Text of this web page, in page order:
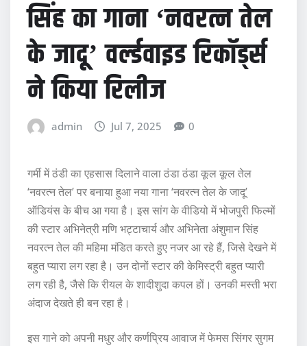
सिंह का गाना ‘नवरत्न तेल
के जादू’ वर्ल्डवाइड रिकॉर्ड्स
ने किया रिलीज
admin Jul 7, 2025 0
गर्मी में ठंडी का एहसास दिलाने वाला ठंडा ठंडा कूल कूल तेल
‘नवरत्न तेल’ पर बनाया हुआ नया गाना ‘नवरत्न तेल के जादू’
ऑडियंस के बीच आ गया है। इस सांग के वीडियो में भोजपुरी फिल्मों
की स्टार अभिनेत्री मणि भट्टाचार्य और अभिनेता अंशुमान सिंह
नवरत्न तेल की महिमा मंडित करते हुए नजर आ रहे हैं, जिसे देखने में
बहुत प्यारा लग रहा है। उन दोनों स्टार की केमिस्ट्री बहुत प्यारी
लग रही है, जैसे कि रीयल के शादीशुदा कपल हों। उनकी मस्ती भरा
अंदाज देखते ही बन रहा है।
इस गाने को अपनी मधुर और कर्णप्रिय आवाज में फेमस सिंगर सुगम